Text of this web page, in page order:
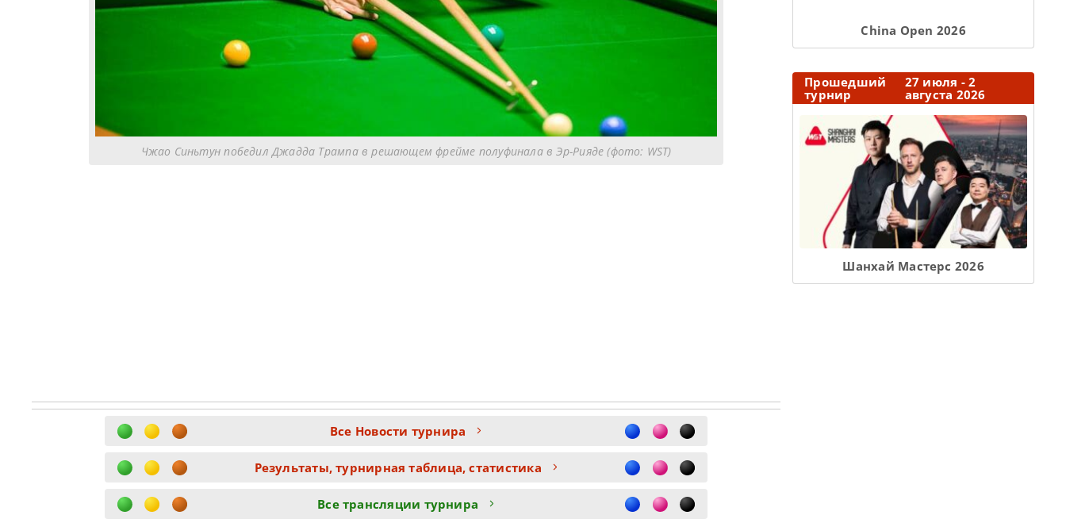
Чжао Синьтун победил Джадда Трампа в решающем фрейме полуфинала в Эр-Рияде (фото: WST)
Все Новости турнира
Результаты, турнирная таблица, статистика
Все трансляции турнира
Сhina Open 2026
Прошедший
турнир
27 июля - 2
августа 2026
Шанхай Мастерс 2026